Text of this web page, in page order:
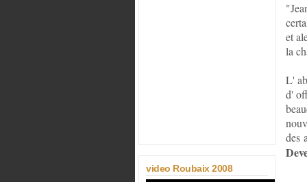
video Roubaix 2008
et
la
L'
d'
des